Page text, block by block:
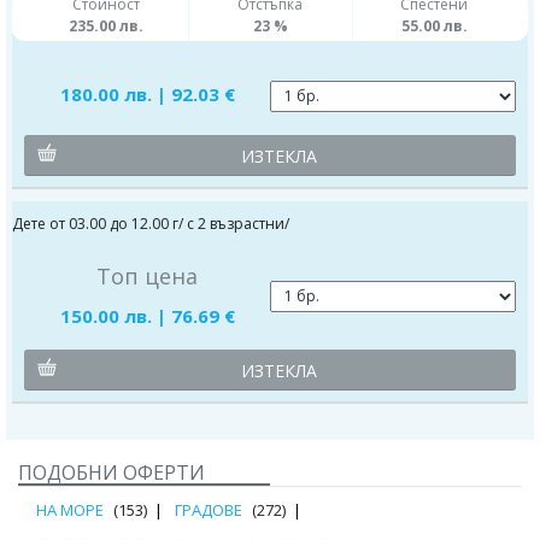
235.00 лв.
23 %
55.00 лв.
180.00 лв. | 92.03 €
ИЗТЕКЛА
Дете от 03.00 до 12.00 г/ с 2 възрастни/
Топ цена
150.00 лв. | 76.69 €
ИЗТЕКЛА
ПОДОБНИ ОФЕРТИ
НА МОРЕ (153) ГРАДОВЕ (272)